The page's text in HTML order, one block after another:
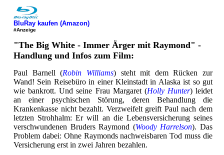
BluRay kaufen (Amazon)
#Anzeige
"The Big White - Immer Ärger mit Raymond" -
Handlung und Infos zum Film:
Paul Barnell (Robin Williams) steht mit dem Rücken zur
Wand! Sein Reisebüro in einer Kleinstadt in Alaska ist so gut
wie bankrott. Und seine Frau Margaret (Holly Hunter) leidet
an einer psychischen Störung, deren Behandlung die
Krankenkasse nicht bezahlt. Verzweifelt greift Paul nach dem
letzten Strohhalm: Er will an die Lebensversicherung seines
verschwundenen Bruders Raymond (Woody Harrelson). Das
Problem dabei: Ohne Raymonds nachweisbaren Tod muss die
Versicherung erst in zwei Jahren bezahlen.